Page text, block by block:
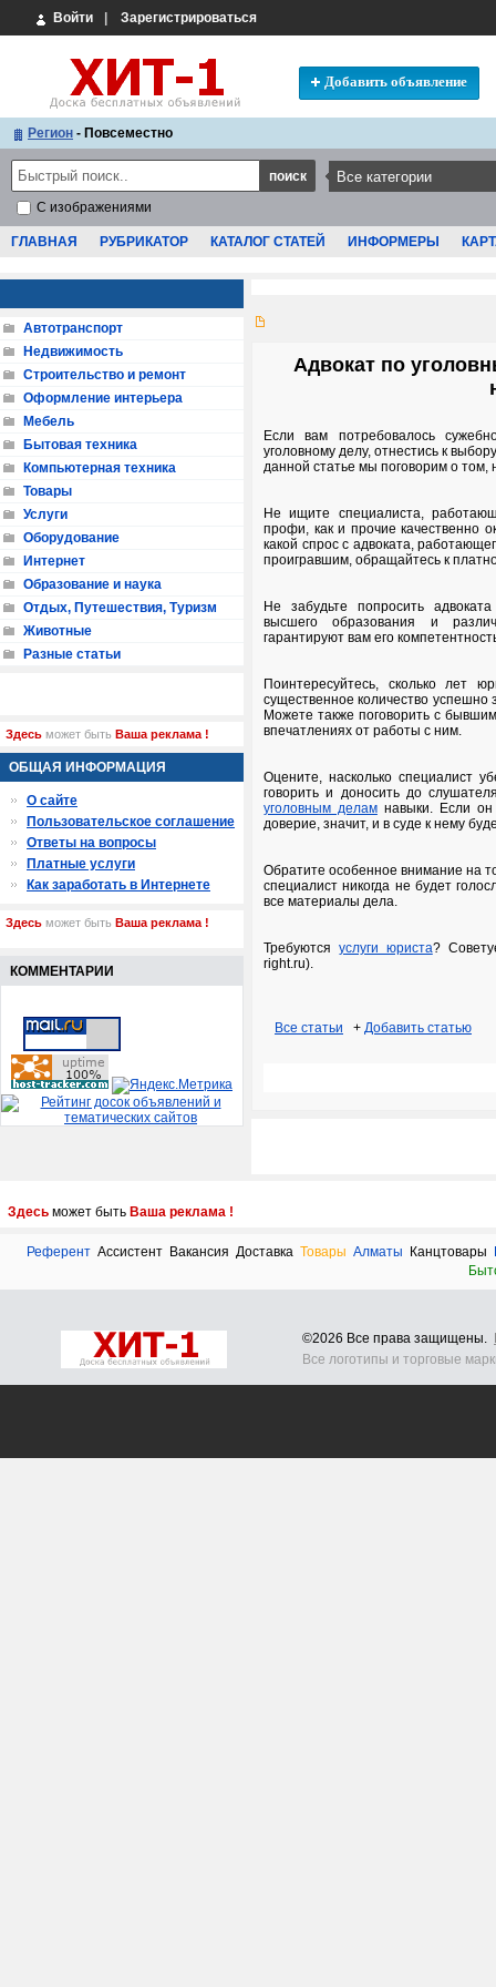
Войти Зарегистрироваться
Добавить объявление
Регион - Повсеместно
С изображениями
ГЛАВНАЯ РУБРИКАТОР КАТАЛОГ СТАТЕЙ ИНФОРМЕРЫ
Адвокат по
Если вам потребовалось
уголовному делу, отнестись к
данной статье мы поговорим о том,
Не ищите специалиста,
профи, как и прочие качественно
какой спрос с адвоката,
проигравшим, обращайтесь к
Не забудьте попросить
высшего образования и
гарантируют вам его
Поинтересуйтесь, сколько лет
существенное количество
Можете также поговорить с
впечатлениях от работы с ним.
Оцените, насколько специалист
говорить и доносить до
уголовным деламнавыки. Если он
доверие, значит, и в суде к нему
Обратите особенное внимание на
специалист никогда не будет
все материалы дела.
Требуются услуги юриста?
right.ru).
Все статьи + Добавить статью
Автотранспорт
Недвижимость
Строительство и ремонт
Оформление интерьера
Мебель
Бытовая техника
Компьютерная техника
Товары
Услуги
Оборудование
Интернет
Образование и наука
Отдых, Путешествия, Туризм
Животные
Разные статьи
Здесь может быть Ваша реклама !
ОБЩАЯ ИНФОРМАЦИЯ
О сайте
Пользовательское соглашение
Ответы на вопросы
Платные услуги
Как заработать в Интернете
Здесь может быть Ваша реклама !
КОММЕНТАРИИ
Здесь может быть Ваша реклама !
Референт Ассистент Вакансия Доставка Товары Алматы Канцтовары
©2026 Все права защищены.
Все логотипы и торговые